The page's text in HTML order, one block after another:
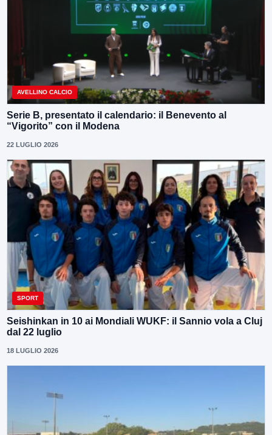
AVELLINO CALCIO
Serie B, presentato il calendario: il Benevento al
“Vigorito” con il Modena
22 LUGLIO 2026
SPORT
Seishinkan in 10 ai Mondiali WUKF: il Sannio vola a Cluj
dal 22 luglio
18 LUGLIO 2026